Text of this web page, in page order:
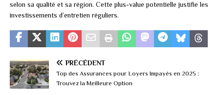
selon sa qualité et sa région. Cette plus-value potentielle justifie les
investissements d’entretien réguliers.
PRÉCÉDENT
Top des Assurances pour Loyers Impayés en 2025 :
Trouvez la Meilleure Option